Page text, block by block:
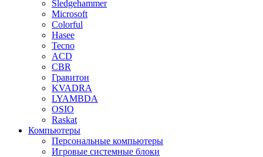
Sledgehammer
Microsoft
Colorful
Hasee
Tecno
ACD
CBR
Гравитон
KVADRA
LYAMBDA
OSIO
Raskat
Компьютеры
Персональные компьютеры
Игровые системные блоки